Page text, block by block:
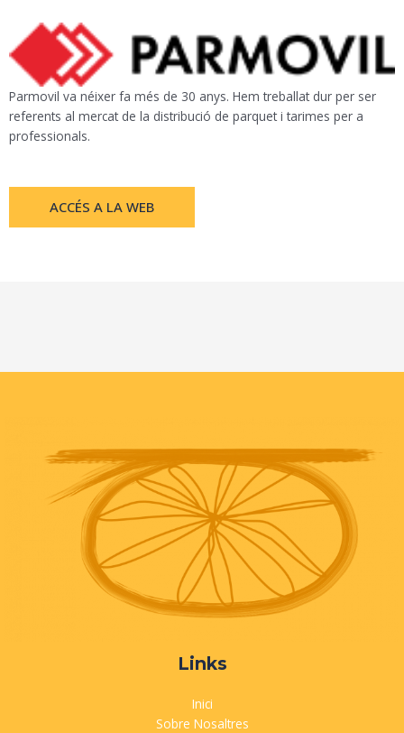
Parmovil va néixer fa més de 30 anys. Hem treballat dur per ser
referents al mercat de la distribució de parquet i tarimes per a
professionals.
ACCÉS A LA WEB
Links
Inici
Sobre Nosaltres